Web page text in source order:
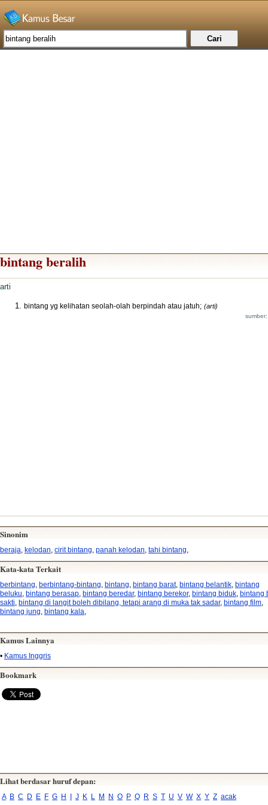
bintang beralih
arti
bintang yg kelihatan seolah-olah berpindah atau jatuh; (arti)
Sinonim
beraja kelodan cirit bintang panah kelodan tahi bintang
Kata-kata Terkait
berbintang, berbintang-bintang, bintang, bintang barat, bintang belantik, bintang
beluku, bintang berasap, bintang beredar, bintang berekor, bintang biduk, bintang
sakti, bintang di langit boleh dibilang, tetapi arang di muka tak sadar, bintang film,
bintang jung, bintang kala,
Kamus Lainnya
• Kamus Inggris
Bookmark
Lihat berdasar huruf depan:
A B C D E F G H I J K L M N O P Q R S T U V W X Y Z acak